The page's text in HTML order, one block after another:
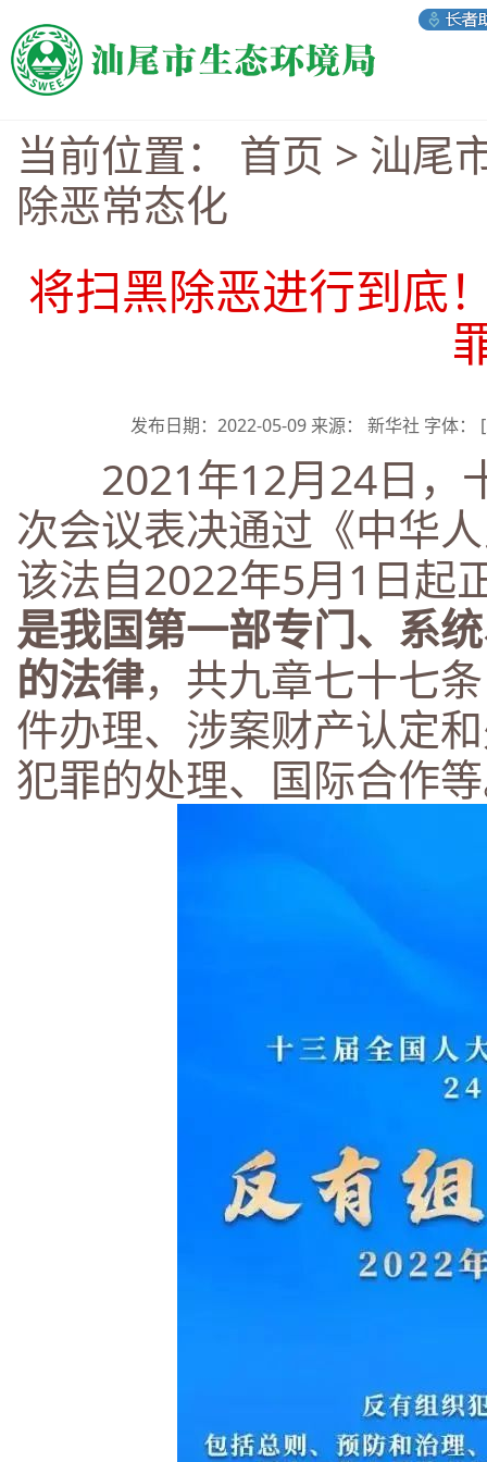
当前位置： 首页 > 汕尾
除恶常态化
将扫黑除恶进行到底
发布日期：2022-05-09 来源： 新华社 字体：
2021年12月24日，
次会议表决通过《中华
该法自2022年5月1日起
是我国第一部专门、系
的法律，共九章七十七
件办理、涉案财产认定
犯罪的处理、国际合作